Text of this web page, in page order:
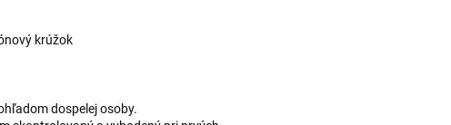
krúžok
dospelej osoby.